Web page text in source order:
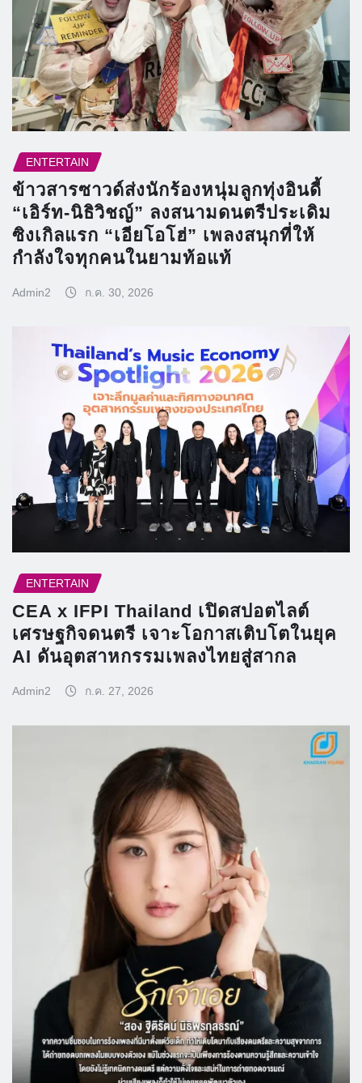
ENTERTAIN
ข้าวสารซาวด์ส่งนักร้องหนุ่มลูกทุ่งอินดี้
“เอิร์ท-นิธิวิชญ์” ลงสนามดนตรีประเดิม
ซิงเกิลแรก “เอียโอโฮ่” เพลงสนุกที่ให้
กำลังใจทุกคนในยามท้อแท้
Admin2 ก.ค. 30, 2026
ENTERTAIN
CEA x IFPI Thailand เปิดสปอตไลต์
เศรษฐกิจดนตรี เจาะโอกาสเติบโตในยุค
AI ดันอุตสาหกรรมเพลงไทยสู่สากล
Admin2 ก.ค. 27, 2026